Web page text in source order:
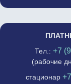
Тел.: +7
(рабочие
стационар